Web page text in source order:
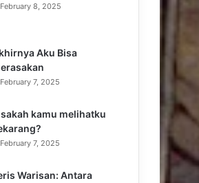
February 8, 2025
Aku Bisa
February 7, 2025
kamu melihatku
February 7, 2025
Warisan: Antara